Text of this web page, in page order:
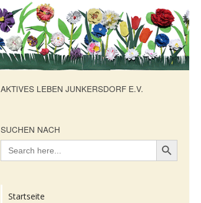
AKTIVES LEBEN JUNKERSDORF E.V.
SUCHEN NACH
Search
for:
Search Button
Startseite